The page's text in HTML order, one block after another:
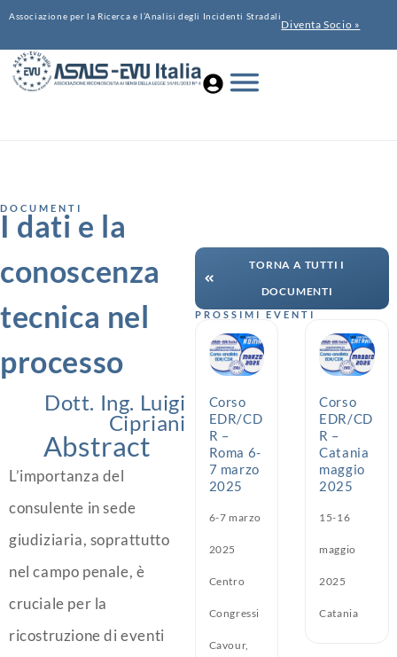
Associazione per la Ricerca e l’Analisi degli Incidenti Stradali
Diventa Socio »
DOCUMENTI
I dati e la
conoscenza
tecnica nel
processo
Dott. Ing. Luigi
Cipriani
Abstract
L’importanza del
consulente in sede
giudiziaria, soprattutto
nel campo penale, è
cruciale per la
ricostruzione di eventi
TORNA A TUTTI I
DOCUMENTI
PROSSIMI EVENTI
Corso
EDR/CD
R –
Roma 6-
7 marzo
2025
6-7 marzo
2025
Centro
Congressi
Cavour,
Corso
EDR/CD
R –
Catania
maggio
2025
15-16
maggio
2025
Catania